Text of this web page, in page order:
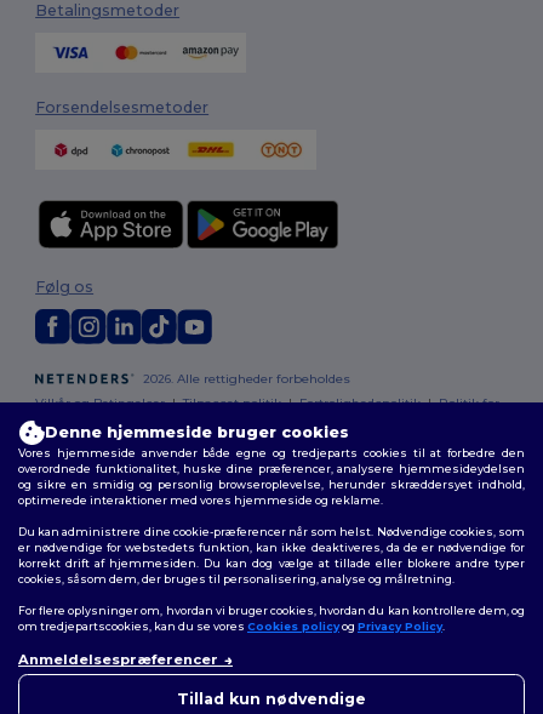
Betalingsmetoder
Forsendelsesmetoder
2026. Alle rettigheder forbeholdes
Vilkår og Betingelser|Tilpasset politik|Fortrolighedspolitik|Politik for
cookies
Sitemap
Følg os
Denne hjemmeside bruger cookies
Vores hjemmeside anvender både egne og tredjeparts cookies til at forbedre den
overordnede funktionalitet, huske dine præferencer, analysere hjemmesideydelsen
og sikre en smidig og personlig browseroplevelse, herunder skræddersyet indhold,
optimerede interaktioner med vores hjemmeside og reklame.
Du kan administrere dine cookie-præferencer når som helst. Nødvendige cookies, som
er nødvendige for webstedets funktion, kan ikke deaktiveres, da de er nødvendige for
korrekt drift af hjemmesiden. Du kan dog vælge at tillade eller blokere andre typer
cookies, såsom dem, der bruges til personalisering, analyse og målretning.
For flere oplysninger om, hvordan vi bruger cookies, hvordan du kan kontrollere dem, og
om tredjepartscookies, kan du se vores Cookies policyog Privacy Policy.
Anmeldelsespræferencer
Tillad kun nødvendige
bekymringer, kan du kontakte